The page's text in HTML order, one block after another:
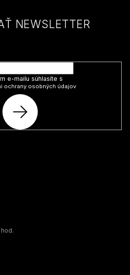
NEWSLETTER
e-mailu súhlasíte s
ochrany osobných údajov
PRIHLÁSIŤ
SA
hod.